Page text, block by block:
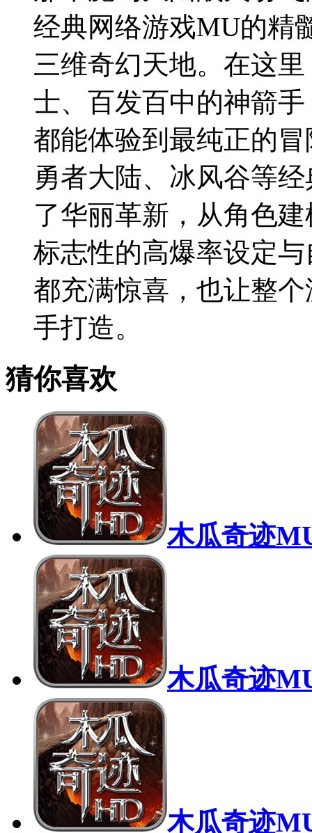
经典网络游戏MU的精
三维奇幻天地。在这
士、百发百中的神箭
都能体验到最纯正的
勇者大陆、冰风谷等
了华丽革新，从角色
标志性的高爆率设定
都充满惊喜，也让整
手打造。
猜你喜欢
木瓜奇迹
木瓜奇迹
木瓜奇迹